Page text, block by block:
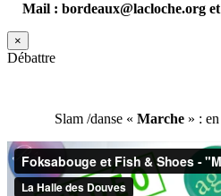
Mail : bordeaux@lacloche.org
×
Débattre
Slam /danse « Marche » :